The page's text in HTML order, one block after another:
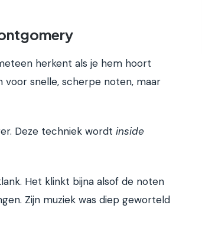
herkent als je hem hoort
snelle, scherpe noten, maar
Deze techniek wordt inside
Het klinkt bijna alsof de noten
Zijn muziek was diep geworteld